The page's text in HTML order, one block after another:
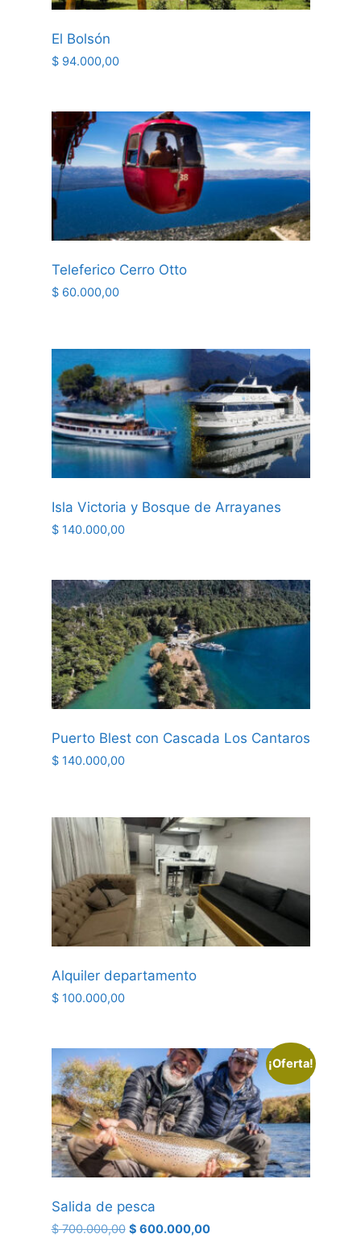
El Bolsón
$94.000,00
Teleferico Cerro Otto
$60.000,00
Isla Victoria y Bosque de Arrayanes
$140.000,00
Puerto Blest con Cascada Los Cantaros
$140.000,00
Alquiler departamento
$100.000,00
¡Oferta!
Salida de pesca
$700.000,00 $ 600.000,00